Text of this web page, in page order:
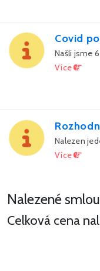
Covid
Našli jsme
Více
Nalezen
Více
Nalezené
Celková cena